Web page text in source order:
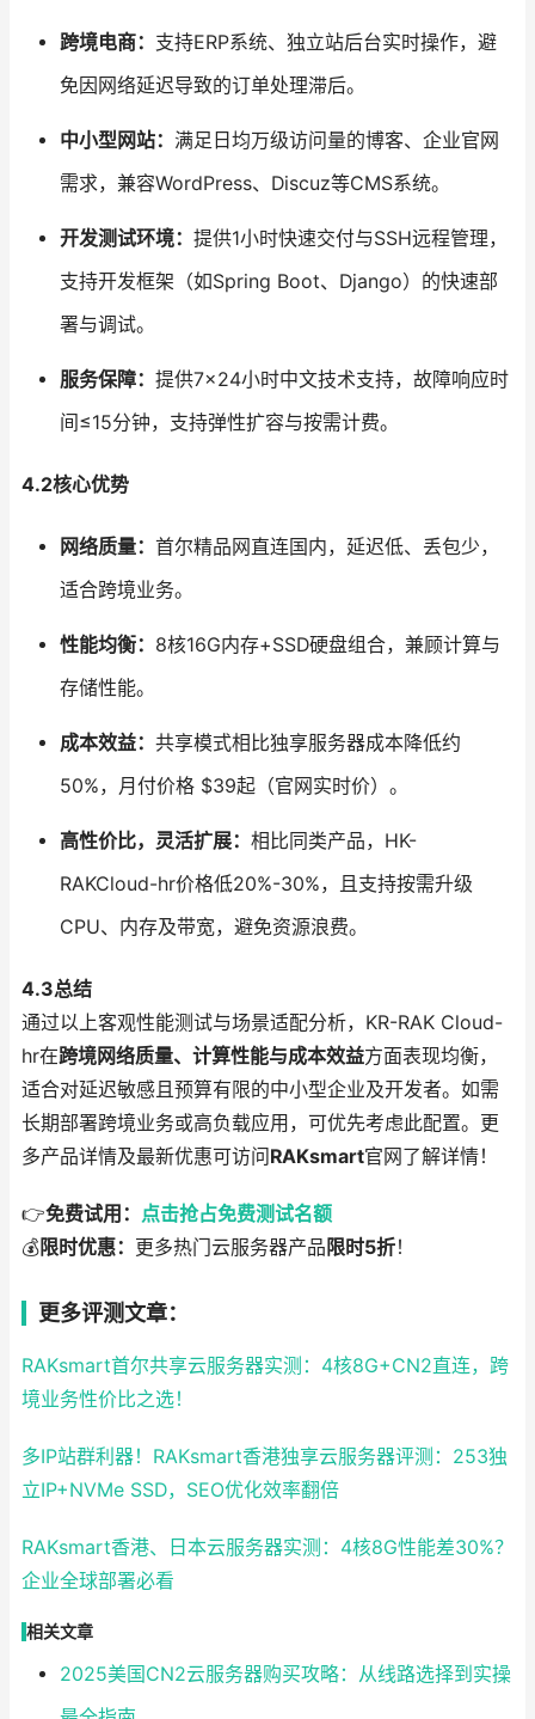
跨境电商： 支持ERP系统、独立站后台实时操作，避
免因网络延迟导致的订单处理滞后。
中小型网站： 满足日均万级访问量的博客、企业官网
需求，兼容WordPress、Discuz等CMS系统。
开发测试环境： 提供1小时快速交付与SSH远程管理，
支持开发框架（如Spring Boot、Django）的快速部
署与调试。
服务保障： 提供7×24小时中文技术支持，故障响应时
间≤15分钟，支持弹性扩容与按需计费。
4.2核心优势
网络质量： 首尔精品网直连国内，延迟低、丢包少，
适合跨境业务。
性能均衡： 8核16G内存+SSD硬盘组合，兼顾计算与
存储性能。
成本效益： 共享模式相比独享服务器成本降低约
50%，月付价格 $39起（官网实时价）。
高性价比，灵活扩展： 相比同类产品，HK-
RAKCloud-hr价格低20%-30%，且支持按需升级
CPU、内存及带宽，避免资源浪费。
4.3总结
通过以上客观性能测试与场景适配分析，KR-RAK Cloud-
hr在跨境网络质量、计算性能与成本效益方面表现均衡，
适合对延迟敏感且预算有限的中小型企业及开发者。如需
长期部署跨境业务或高负载应用，可优先考虑此配置。更
多产品详情及最新优惠可访问RAKsmart官网了解详情！
👉免费试用：
点击抢占免费测试名额
💰限时优惠： 更多热门云服务器产品 限时5折！
更多评测文章：
RAKsmart首尔共享云服务器实测：4核8G+CN2直连，跨
境业务性价比之选！
多IP站群利器！RAKsmart香港独享云服务器评测：253独
立IP+NVMe SSD，SEO优化效率翻倍
RAKsmart香港、日本云服务器实测：4核8G性能差30%？
企业全球部署必看
相关文章
2025美国CN2云服务器购买攻略：从线路选择到实操